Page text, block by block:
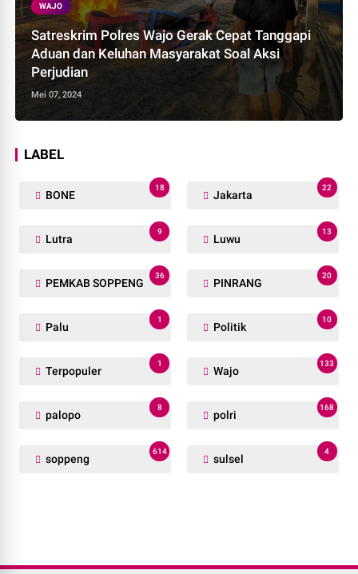
WAJO
Satreskrim Polres Wajo Gerak Cepat Tanggapi
Aduan dan Keluhan Masyarakat Soal Aksi
Perjudian
Mei 07, 2024
LABEL
BONE
18
Jakarta
22
Lutra
9
Luwu
13
PEMKAB SOPPENG
36
PINRANG
20
Palu
1
Politik
10
Terpopuler
1
Wajo
133
palopo
8
polri
168
soppeng
614
sulsel
4